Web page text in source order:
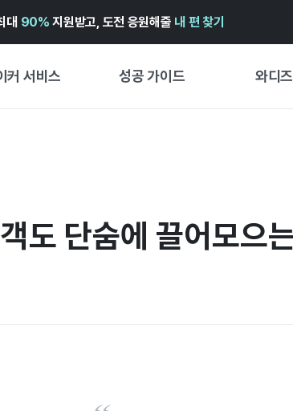
대 90% 지원받고, 도전 응원해줄 내 편 찾기
커 서비스 성공 가이드 와디
어워즈 ↗︎
성공 스토리
창작형
비즈니스형
도 단숨에 끌어모으